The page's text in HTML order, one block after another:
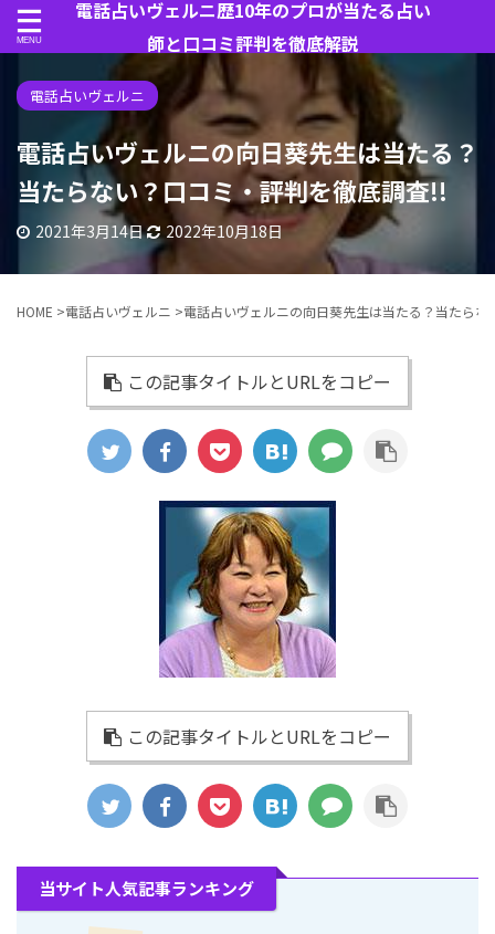
電話占いヴェルニ歴10年のプロが当たる占い
師と口コミ評判を徹底解説
電話占いヴェルニ
電話占いヴェルニの向日葵先生は当たる？
当たらない？口コミ・評判を徹底調査!!
2021年3月14日 2022年10月18日
HOME >電話占いヴェルニ >電話占いヴェルニの向日葵先生は当たる？当たら
この記事タイトルとURLをコピー
この記事タイトルとURLをコピー
当サイト人気記事ランキング